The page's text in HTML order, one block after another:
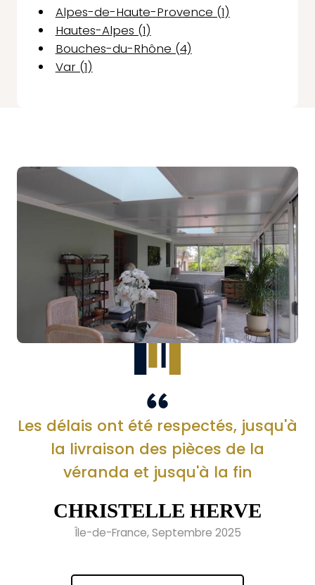
Alpes-de-Haute-Provence (1)
Hautes-Alpes (1)
Bouches-du-Rhône (4)
Var (1)
Les délais ont été respectés, jusqu'à
la livraison des pièces de la
véranda et jusqu'à la fin
CHRISTELLE HERVE
Île-de-France, Septembre 2025